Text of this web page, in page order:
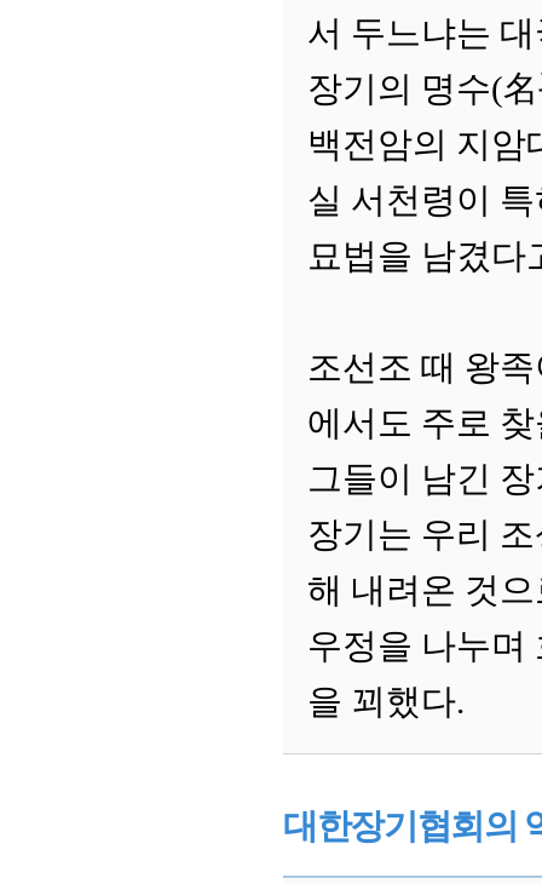
서 두느냐는
장기의 명수(
백전암의 지암
실 서천령이
묘법을 남겼다
조선조 때 왕
에서도 주로
그들이 남긴
장기는 우리
해 내려온 것
우정을 나누며
을 꾀했다.
대한장기협회의